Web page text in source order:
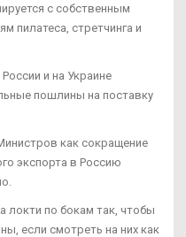
с собственным
пилатеса, стретчинга и
и на Украине
пошлины на поставку
как сокращение
экспорта в Россию
локти по бокам так, чтобы
если смотреть на них как